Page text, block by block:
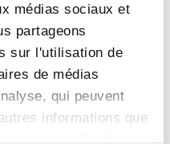
médias sociaux et
partageons
sur l'utilisation de
de médias
qui peuvent
informations que
de
de culture,
Deal »